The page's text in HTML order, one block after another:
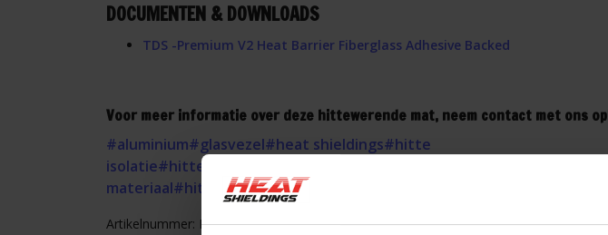
DOCUMENTEN & DOWNLOADS
TDS -Premium V2 Heat Barrier Fiberglass Adhesive Backed
Voor meer informatie over deze hittewerende mat, neem contact met ons
#aluminium#glasvezel#heat shieldings#hitte
isolatie#hittefolie
materiaal#hittewerende mat
Artikelnummer: HS2500B3